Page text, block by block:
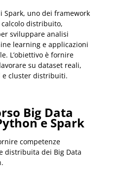
Spark, uno dei framework
distribuito,
sviluppare analisi
learning e applicazioni
L’obiettivo è fornire
su dataset reali,
cluster distribuiti.
Big Data
e Spark
competenze
distribuita dei Big Data